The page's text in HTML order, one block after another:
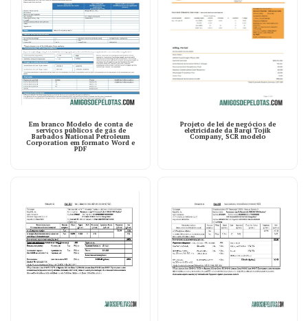
Em branco Modelo de conta de
serviços públicos de gás de
Barbados National Petroleum
Corporation em formato Word e
PDF
Projeto de lei de negócios de
eletricidade da Barqi Tojik
Company, SCR modelo